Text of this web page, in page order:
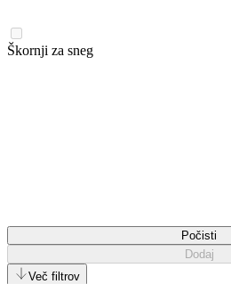
Škornji za sneg
Počisti
Dodaj
Več filtrov